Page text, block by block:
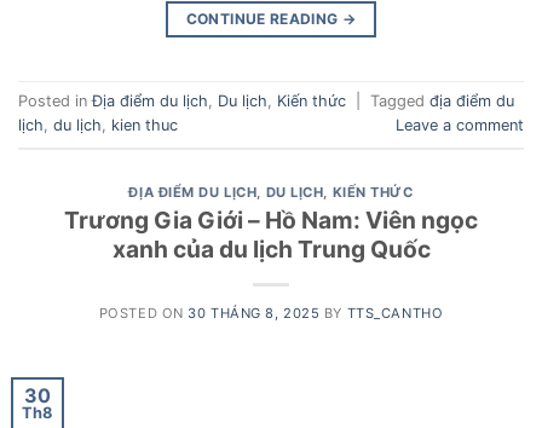
CONTINUE READING →
Posted inĐịa điểm du lịch, Du lịch, Kiến thức Tagged địa điểm du
lịch, du lịch, kien thuc Leave a comment
ĐỊA ĐIỂM DU LỊCH DU LỊCH KIẾN THỨC
Trương Gia Giới – Hồ Nam: Viên ngọc
xanh của du lịch Trung Quốc
POSTED ON 30 THÁNG 8, 2025 BY TTS_CANTHO
30
Th8